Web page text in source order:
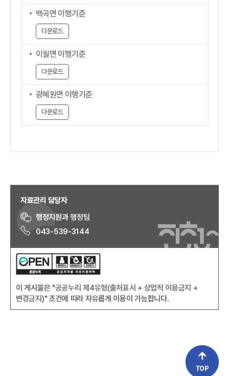
백곡면 이행기준
다운로드
이월면 이행기준
다운로드
광혜원면 이행기준
다운로드
자료관리 담당자
행정지원과 행정팀
043-539-3144
이 게시물은 "공공누리 제4유형(출처표시 + 상업적 이용금지 +
변경금지)" 조건에 따라 자유롭게 이용이 가능합니다.